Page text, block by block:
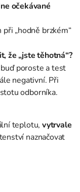
očekávané
při „hodně brzkém“
že „jste těhotná“?
poroste a test
negativní. Při
odborníka.
teplotu,vytrvale
naznačovat